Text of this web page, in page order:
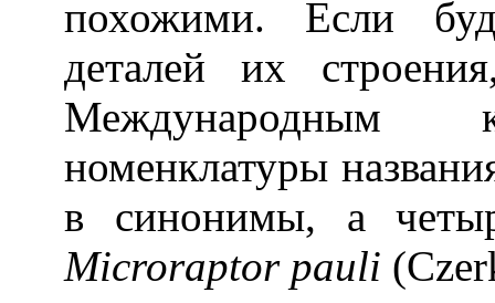
похожими. Если
деталей их
Международным
номенклатуры
в синонимы, а
Microraptor pauli